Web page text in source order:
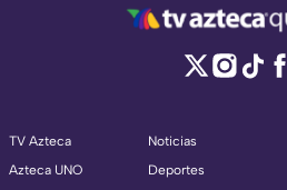
TV Azteca
Azteca UNO
Noticias
Deportes